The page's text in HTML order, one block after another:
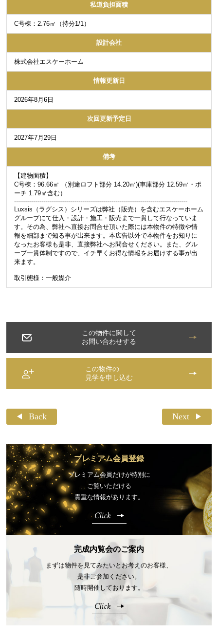
私道負担面積
C号棟：2.76㎡（持分1/1）
設計会社
株式会社エスケーホーム
情報更新日
2026年8月6日
次回更新予定日
2027年7月29日
備考
【建物面積】
C号棟：96.66㎡ （別途ロフト部分 14.20㎡)(車庫部分 12.59㎡・ポ
ーチ 1.79㎡含む）
-----------------------------------------------------------------------------------------
Luxsis（ラグシス）シリーズは弊社（販売）を含むエスケーホーム
グループにて仕入・設計・施工・販売まで一貫して行なっていま
す。その為、弊社へ直接お問合せ頂いた際には本物件の特徴や情
報を細部まで知る事が出来ます。本広告以外で本物件をお知りに
なったお客様も是非、直接弊社へお問合せください。また、グル
ープ一貫体制ですので、イチ早くお得な情報をお届けする事が出
来ます。
取引態様：一般媒介
この物件に関して
お問い合わせする
この物件の
見学を申し込む
Back Next
プレミアム会員登録
プレミアム会員だけが特別に
ご覧いただける
貴重な情報があります。
Click
完成内覧会のご案内
まずは物件を見てみたいとお考えのお客様、
是非ご参加ください。
随時開催しております。
Click